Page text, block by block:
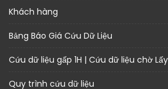
Khách hàng
Bảng Báo Giá Cứu Dữ Liệu
Cứu dữ liệu gấp 1H | Cứu dữ liệu chờ
Quy trình cứu dữ liệu